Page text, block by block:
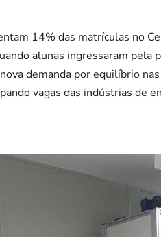
14% das matrículas no
alunas ingressaram pela
demanda por equilíbrio
vagas das indústrias de